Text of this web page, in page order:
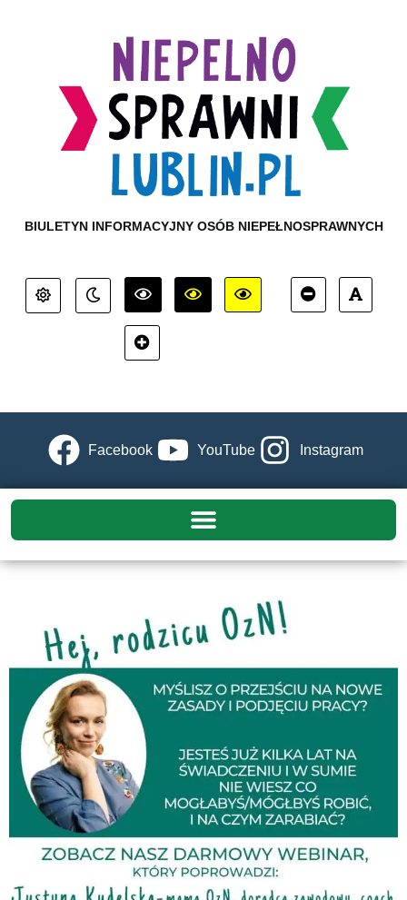
BIULETYN INFORMACYJNY OSÓB NIEPEŁNOSPRAWNYCH
Facebook YouTube Instagram